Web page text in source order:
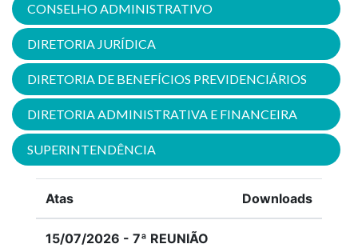
CONSELHO ADMINISTRATIVO
DIRETORIA JURÍDICA
DIRETORIA DE BENEFÍCIOS PREVIDENCIÁRIOS
DIRETORIA ADMINISTRATIVA E FINANCEIRA
SUPERINTENDÊNCIA
Atas Downloads
15/07/2026 - 7ª REUNIÃO